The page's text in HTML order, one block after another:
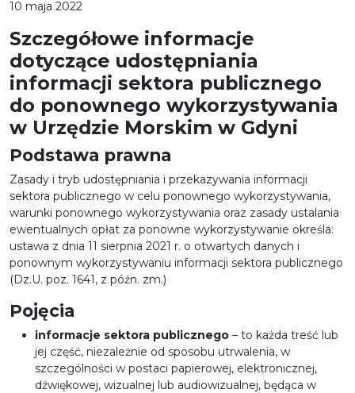
10 maja 2022
Szczegółowe informacje
dotyczące udostępniania
informacji sektora publicznego
do ponownego wykorzystywania
w Urzędzie Morskim w Gdyni
Podstawa prawna
Zasady i tryb udostępniania i przekazywania informacji
sektora publicznego w celu ponownego wykorzystywania,
warunki ponownego wykorzystywania oraz zasady ustalania
ewentualnych opłat za ponowne wykorzystywanie określa:
ustawa z dnia 11 sierpnia 2021 r. o otwartych danych i
ponownym wykorzystywaniu informacji sektora publicznego
(Dz.U. poz. 1641, z późn. zm.)
Pojęcia
informacje sektora publicznego – to każda treść lub
jej część, niezależnie od sposobu utrwalenia, w
szczególności w postaci papierowej, elektronicznej,
dźwiękowej, wizualnej lub audiowizualnej, będąca w